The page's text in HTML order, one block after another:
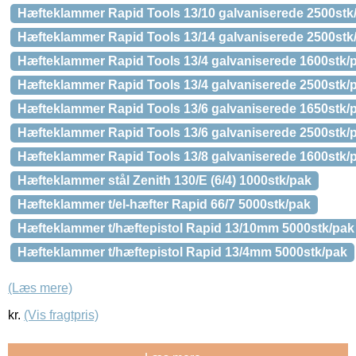
Hæfteklammer Rapid Tools 13/10 galvaniserede
Hæfteklammer Rapid Tools 13/14 galvaniserede
Hæfteklammer Rapid Tools 13/4 galvaniserede 1600stk/
Hæfteklammer Rapid Tools 13/4 galvaniserede 2500stk/
Hæfteklammer Rapid Tools 13/6 galvaniserede 1650stk/
Hæfteklammer Rapid Tools 13/6 galvaniserede 2500stk/
Hæfteklammer Rapid Tools 13/8 galvaniserede 1600stk/
Hæfteklammer stål Zenith 130/E (6/4) 1000stk/pak
Hæfteklammer t/el-hæfter Rapid 66/7 5000stk/pak
Hæfteklammer t/hæftepistol Rapid 13/10mm 5000stk/pak
Hæfteklammer t/hæftepistol Rapid 13/4mm 5000stk/pak
(Læs mere)
kr. (Vis fragtpris)